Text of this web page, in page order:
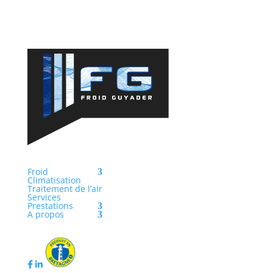
Froid
Climatisation
Traitement de l’air
Services
Prestations
A propos